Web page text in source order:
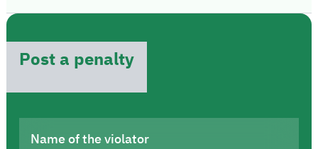
Post a penalty
Name of the violator